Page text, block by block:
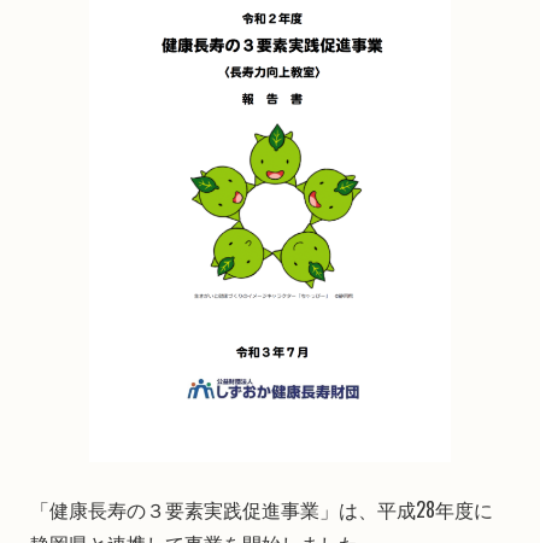
「健康長寿の３要素実践促進事業」は、平成28年度に